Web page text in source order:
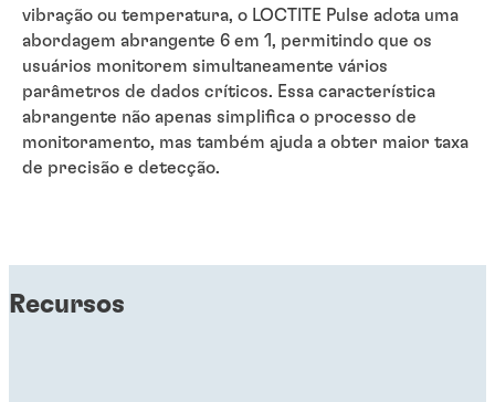
vibração ou temperatura, o LOCTITE Pulse adota uma
abordagem abrangente 6 em 1, permitindo que os
usuários monitorem simultaneamente vários
parâmetros de dados críticos. Essa característica
abrangente não apenas simplifica o processo de
monitoramento, mas também ajuda a obter maior taxa
de precisão e detecção.
Recursos